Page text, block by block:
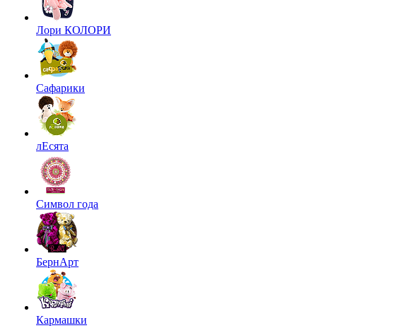
Лори КОЛОРИ
Сафарики
лЕсята
Символ года
БернАрт
Кармашки